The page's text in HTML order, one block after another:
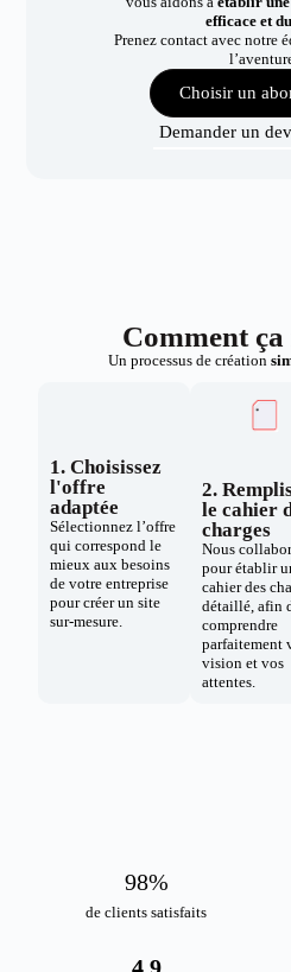
efficace et
Prenez contact avec notre
Choisir un
Demander un
Comment ça
Un processus de création
1. Choisissez
l'offre
adaptée
Sélectionnez l’offre
qui correspond le
mieux aux besoins
de votre entreprise
pour créer un site
sur-mesure.
2.
le cahier
charges
Nous
pour établir
cahier des
détaillé, afin
comprendre
parfaitement
vision et vos
attentes.
de clients satisfaits
98%